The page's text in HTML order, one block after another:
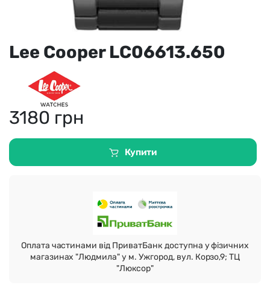
Lee Cooper LC06613.650
3180 грн
Купити
Оплата частинами від ПриватБанк доступна у фізичних
магазинах "Людмила" у м. Ужгород, вул. Корзо,9; ТЦ
"Люксор"